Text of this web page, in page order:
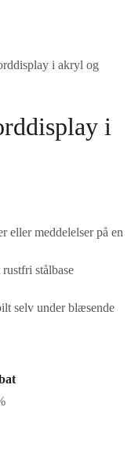
i akryl og
i
eller meddelelser på en
stålbase
selv under blæsende